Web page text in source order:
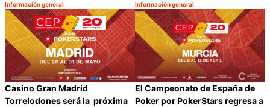
Categoría:
Información general
Compartir
Categoría:
Información general
Casino Gran Madrid
Torrelodones será la próxima
El Campeonato de España de
Poker por PokerStars regresa a